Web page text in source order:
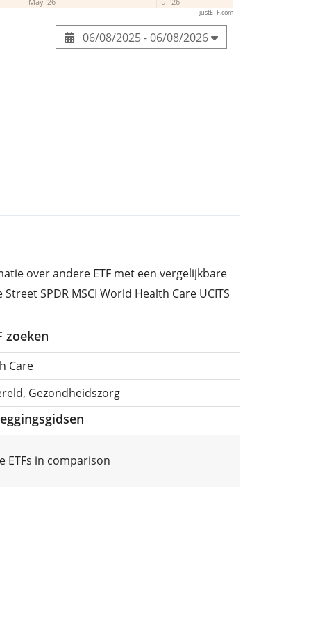
justETF.com
06/08/2025 - 06/08/2026
over andere ETF met een vergelijkbare
SPDR MSCI World Health Care UCITS
zoeken
Care
Gezondheidszorg
ETFs in comparison